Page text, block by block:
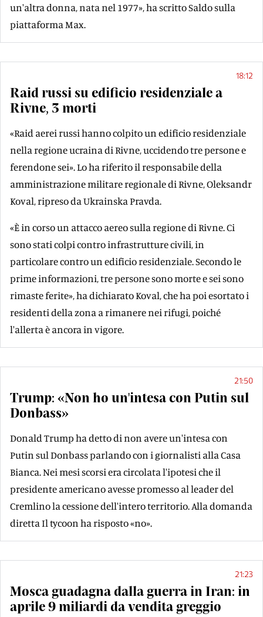
un'altra donna, nata nel 1977», ha scritto Saldo sulla
piattaforma Max.
18:12
Raid russi su edificio residenziale a
Rivne, 3 morti
«Raid aerei russi hanno colpito un edificio residenziale
nella regione ucraina di Rivne, uccidendo tre persone e
ferendone sei». Lo ha riferito il responsabile della
amministrazione militare regionale di Rivne, Oleksandr
Koval, ripreso da Ukrainska Pravda.
«È in corso un attacco aereo sulla regione di Rivne. Ci
sono stati colpi contro infrastrutture civili, in
particolare contro un edificio residenziale. Secondo le
prime informazioni, tre persone sono morte e sei sono
rimaste ferite», ha dichiarato Koval, che ha poi esortato i
residenti della zona a rimanere nei rifugi, poiché
l'allerta è ancora in vigore.
21:50
Trump: «Non ho un'intesa con Putin sul
Donbass»
Donald Trump ha detto di non avere un'intesa con
Putin sul Donbass parlando con i giornalisti alla Casa
Bianca. Nei mesi scorsi era circolata l'ipotesi che il
presidente americano avesse promesso al leader del
Cremlino la cessione dell'intero territorio. Alla domanda
diretta Il tycoon ha risposto «no».
21:23
Mosca guadagna dalla guerra in Iran: in
aprile 9 miliardi da vendita greggio